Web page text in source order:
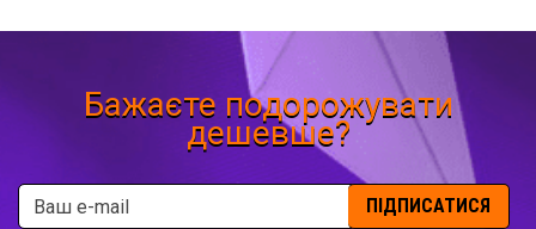
Бажаєте подорожувати
дешевше?
ПІДПИСАТИСЯ